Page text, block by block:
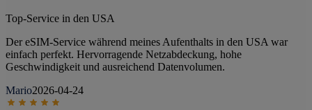
Top-Service in den USA
Der eSIM-Service während meines Aufenthalts in den USA war
einfach perfekt. Hervorragende Netzabdeckung, hohe
Geschwindigkeit und ausreichend Datenvolumen.
Mario2026-04-24